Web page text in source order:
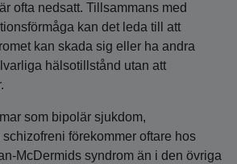
ofta nedsatt. Tillsammans med
kan det leda till att
kan skada sig eller ha andra
hälsotillstånd utan att
som bipolär sjukdom,
förekommer oftare hos
syndrom än i den övriga